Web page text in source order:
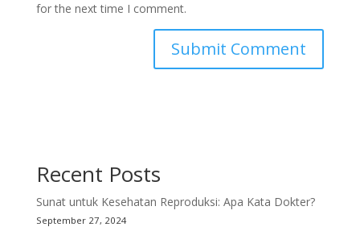
for the next time I comment.
Recent Posts
Sunat untuk Kesehatan Reproduksi: Apa Kata Dokter?
September 27, 2024